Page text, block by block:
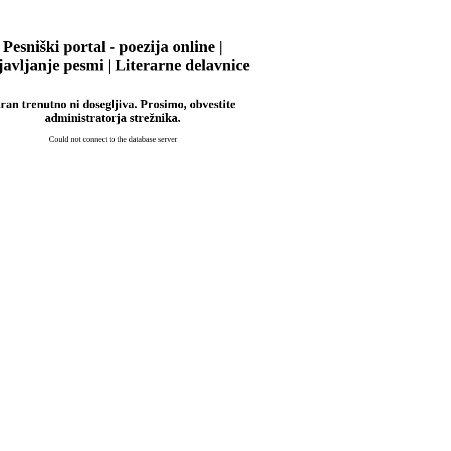
Pesniški portal - poezija online |
pesmi | Literarne delavnice
trenutno ni dosegljiva. Prosimo, obvestite
administratorja strežnika.
Could not connect to the database server